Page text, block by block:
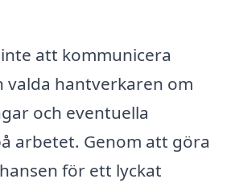
att kommunicera
valda hantverkaren om
och eventuella
arbetet. Genom att göra
för ett lyckat